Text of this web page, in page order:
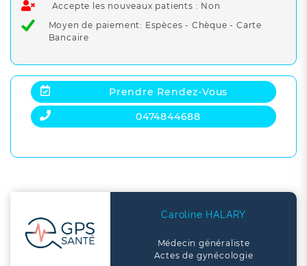
Accepte les nouveaux patients : Non
Moyen de paiement: Espèces - Chèque - Carte
Bancaire
Prendre Rendez-Vous
0474844688
Caroline HALARY
Médecin généraliste
Actes de gynécologie